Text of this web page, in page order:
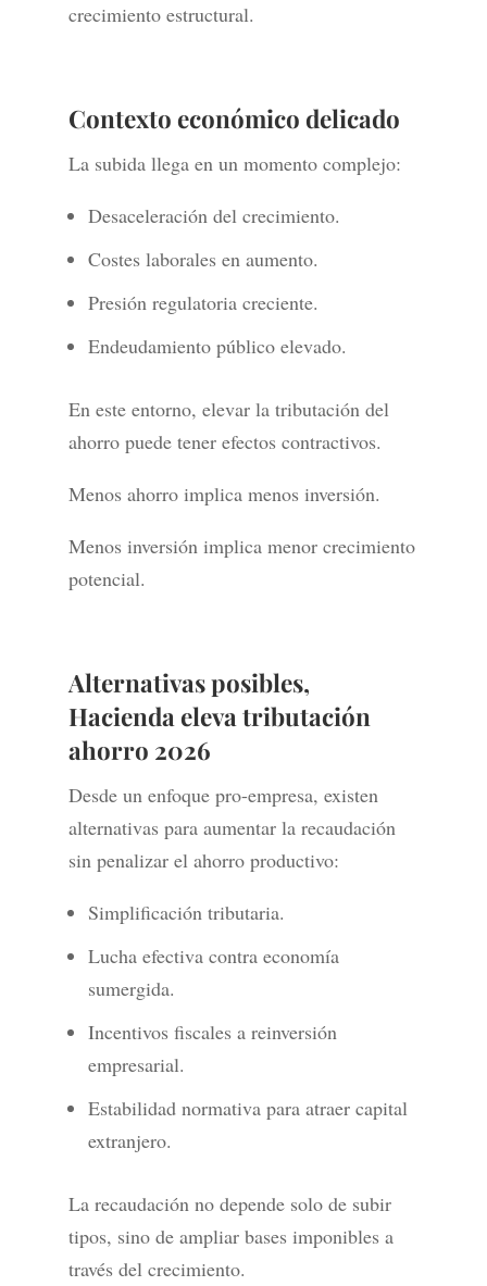
crecimiento estructural.
Contexto económico delicado
La subida llega en un momento complejo:
Desaceleración del crecimiento.
Costes laborales en aumento.
Presión regulatoria creciente.
Endeudamiento público elevado.
En este entorno, elevar la tributación del
ahorro puede tener efectos contractivos.
Menos ahorro implica menos inversión.
Menos inversión implica menor crecimiento
potencial.
Alternativas posibles,
Hacienda eleva tributación
ahorro 2026
Desde un enfoque pro-empresa, existen
alternativas para aumentar la recaudación
sin penalizar el ahorro productivo:
Simplificación tributaria.
Lucha efectiva contra economía
sumergida.
Incentivos fiscales a reinversión
empresarial.
Estabilidad normativa para atraer capital
extranjero.
La recaudación no depende solo de subir
tipos, sino de ampliar bases imponibles a
través del crecimiento.